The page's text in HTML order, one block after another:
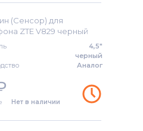
(Сенсор) для
ZTE V829 черный
4,5"
черный
Аналог
Нет в наличии